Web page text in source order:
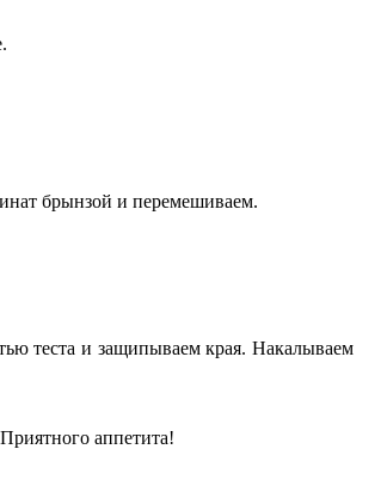
брынзой и перемешиваем.
теста и защипываем края. Накалываем
аппетита!